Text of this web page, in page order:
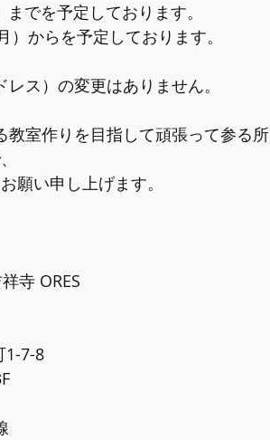
でを予定しております。
からを予定しております。
ス）の変更はありません。
室作りを目指して頑張って参る所
願い申し上げます。
寺 ORES
1-7-8